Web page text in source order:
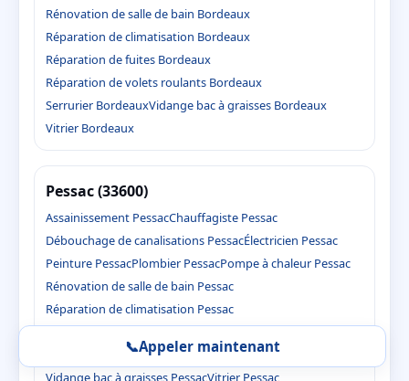
Rénovation de salle de bain Bordeaux
Réparation de climatisation Bordeaux
Réparation de fuites Bordeaux
Réparation de volets roulants Bordeaux
Serrurier BordeauxVidange bac à graisses Bordeaux
Vitrier Bordeaux
Pessac (33600)
Assainissement PessacChauffagiste Pessac
Débouchage de canalisations PessacÉlectricien Pessac
Peinture PessacPlombier PessacPompe à chaleur Pessac
Rénovation de salle de bain Pessac
Réparation de climatisation Pessac
Réparation de volets roulants PessacSerrurier Pessac
Vidange bac à graisses PessacVitrier Pessac
📞Appeler maintenant